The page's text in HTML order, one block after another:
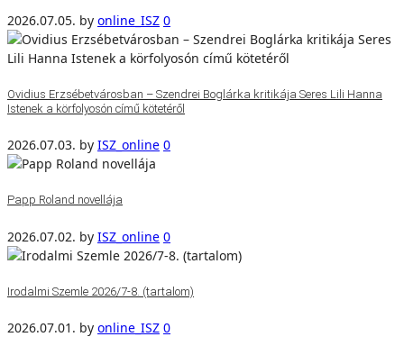
2026.07.05. by online_ISZ 0
Ovidius Erzsébetvárosban – Szendrei Boglárka kritikája Seres Lili Hanna
Istenek a körfolyosón című kötetéről
2026.07.03. by ISZ_online 0
Papp Roland novellája
2026.07.02. by ISZ_online 0
Irodalmi Szemle 2026/7-8. (tartalom)
2026.07.01. by online_ISZ 0